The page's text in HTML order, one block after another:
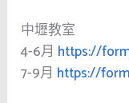
中壢教室
4-6月 https://
7-9月 https://